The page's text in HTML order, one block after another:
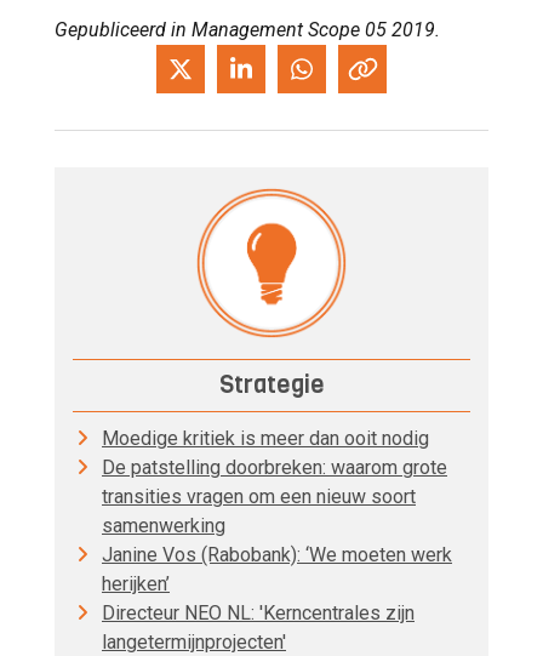
Gepubliceerd in Management Scope 05 2019.
Strategie
Moedige kritiek is meer dan ooit nodig
De patstelling doorbreken: waarom grote
transities vragen om een nieuw soort
samenwerking
Janine Vos (Rabobank): ‘We moeten werk
herijken’
Directeur NEO NL: 'Kerncentrales zijn
langetermijnprojecten'